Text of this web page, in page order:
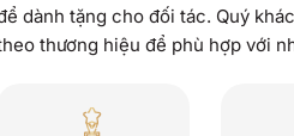
dành tặng cho đối tác. Quý
thương hiệu để phù hợp với